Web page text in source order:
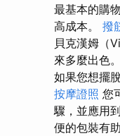
最基本的購
高成本。 撥
貝克漢姆（
來多麼出色。
如果您想擺
按摩證照 您
驟，並應用
便的包裝有